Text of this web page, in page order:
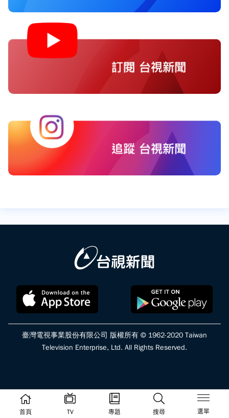
首頁 TV 專題 搜尋 選單
臺灣電視事業股份有限公司 版權所有 © 1962-2020 Taiwan
Television Enterprise, Ltd. All Rights Reserved.